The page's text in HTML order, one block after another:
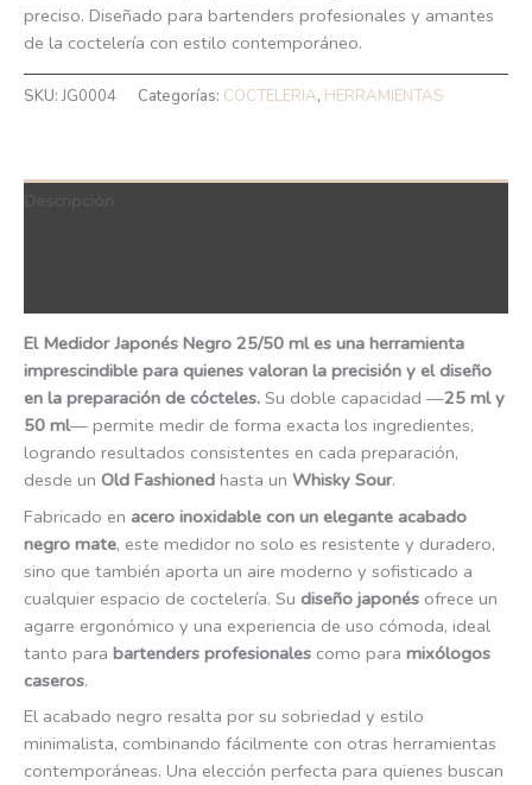
preciso. Diseñado para bartenders profesionales y amantes
de la coctelería con estilo contemporáneo.
SKU: JG0004 Categorías: COCTELERIA, HERRAMIENTAS
El Medidor Japonés Negro 25/50 ml es una herramienta
imprescindible para quienes valoran la precisión y el diseño
en la preparación de cócteles. Su doble capacidad —25 ml y
50 ml— permite medir de forma exacta los ingredientes,
logrando resultados consistentes en cada preparación,
desde un Old Fashioned hasta un Whisky Sour.
Fabricado en acero inoxidable con un elegante acabado
negro mate, este medidor no solo es resistente y duradero,
sino que también aporta un aire moderno y sofisticado a
cualquier espacio de coctelería. Su diseño japonés ofrece un
agarre ergonómico y una experiencia de uso cómoda, ideal
tanto para bartenders profesionales como para mixólogos
caseros.
El acabado negro resalta por su sobriedad y estilo
minimalista, combinando fácilmente con otras herramientas
contemporáneas. Una elección perfecta para quienes buscan